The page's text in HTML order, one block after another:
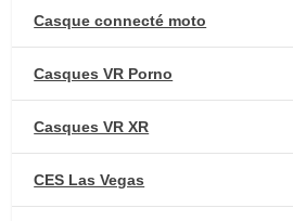
Casque connecté moto
Casques VR Porno
Casques VR XR
CES Las Vegas